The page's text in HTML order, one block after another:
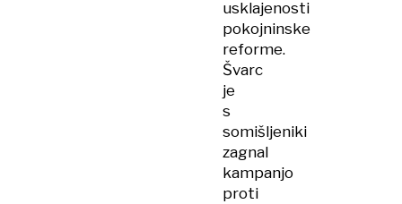
usklajenosti
pokojninske
reforme.
Švarc
je
s
somišljeniki
zagnal
kampanjo
proti